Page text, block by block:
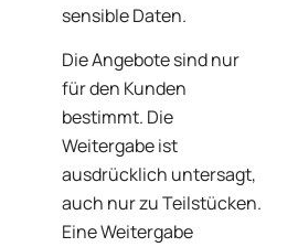
sensible Daten.
Die Angebote sind nur
für den Kunden
bestimmt. Die
Weitergabe ist
ausdrücklich untersagt,
auch nur zu Teilstücken.
Eine Weitergabe